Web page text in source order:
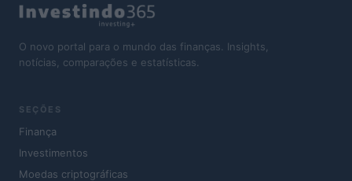
O novo portal para o mundo das finanças. Insights,
notícias, comparações e estatísticas.
SEÇÕES
Finança
Investimentos
Moedas criptográficas